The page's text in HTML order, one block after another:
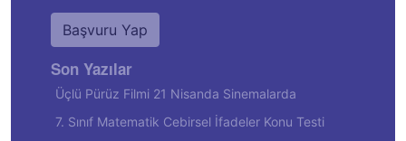
Başvuru Yap
Son Yazılar
Üçlü Pürüz Filmi 21 Nisanda Sinemalarda
7. Sınıf Matematik Cebirsel İfadeler Konu Testi